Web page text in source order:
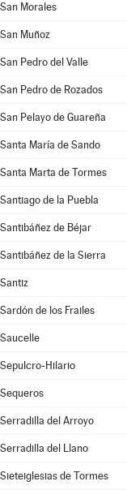
San Morales
San Muñoz
San Pedro del Valle
San Pedro de Rozados
San Pelayo de Guareña
Santa María de Sando
Santa Marta de Tormes
Santiago de la Puebla
Santibáñez de Béjar
Santibáñez de la Sierra
Santiz
Sardón de los Frailes
Saucelle
Sepulcro-Hilario
Sequeros
Serradilla del Arroyo
Serradilla del Llano
Sieteiglesias de Tormes